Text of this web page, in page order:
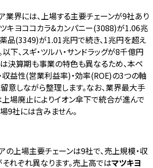
業界には、上場する主要チェーンが9社あり
ツキヨココカラ&カンパニー(3088)が1.06兆
品(3349)が1.01兆円で続き、1兆円を超え
下、スギ・ツルハ・サンドラッグが8千億円
決算期も事業の特色も異なるため、本ペ
収益性(営業利益率)・効率(ROE)の3つの軸
意しながら整理します。なお、業界最大手
場廃止によりイオン傘下で統合が進んで
9社には含みません。
の上場主要チェーンは9社で、売上規模・収
れぞれ異なります。売上高ではマツキヨ